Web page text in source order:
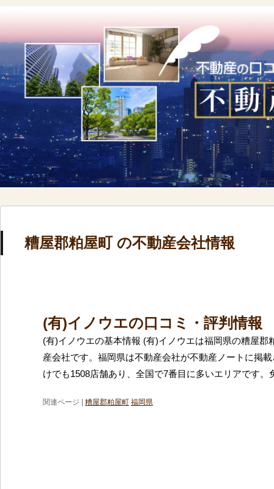
糟屋郡粕屋町 の不動産会社情報
(有)イノウエの口コミ・評判情報
(有)イノウエの基本情報 (有)イノウエは福岡県の糟屋郡
産会社です。福岡県は不動産会社が不動産ノートに掲
けでも1508店舗あり、全国で7番目に多いエリアです。
関連ページ | 糟屋郡粕屋町 福岡県